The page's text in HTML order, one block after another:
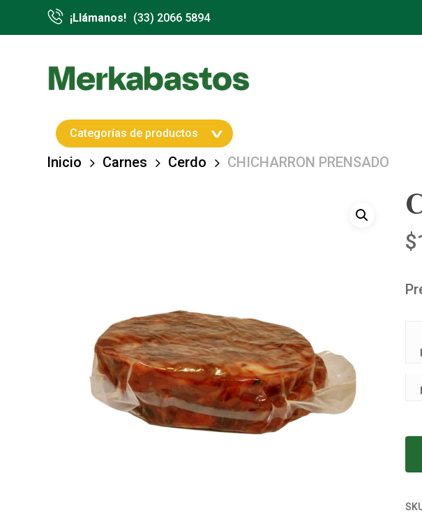
¡Llámanos! (33) 2066 5894
Hit enter to search or ESC to close
Categorías de productos
Inicio Carnes Cerdo CHICHARRON PRENSADO
$